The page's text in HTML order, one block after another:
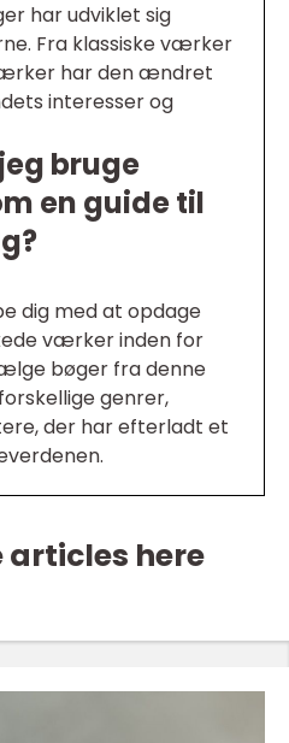
har udviklet sig
Fra klassiske værker
har den ændret
interesser og
bruge
en guide til
dig med at opdage
værker inden for
bøger fra denne
genrer,
der har efterladt et
articles here